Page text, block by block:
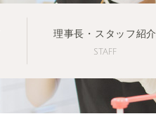
理事長・スタッフ紹介
STAFF